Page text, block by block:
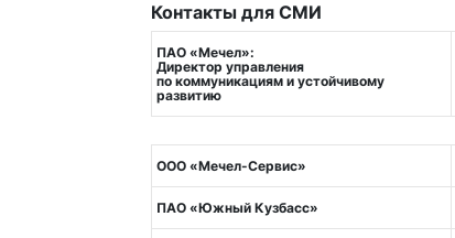
Контакты для СМИ
ПАО «Мечел»:
Директор управления
по коммуникациям и устойчивому
развитию
ООО «Мечел-Сервис»
ПАО «Южный Кузбасс»